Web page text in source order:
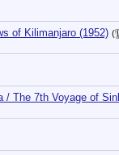
of Kilimanjaro (1952) (
The 7th Voyage of